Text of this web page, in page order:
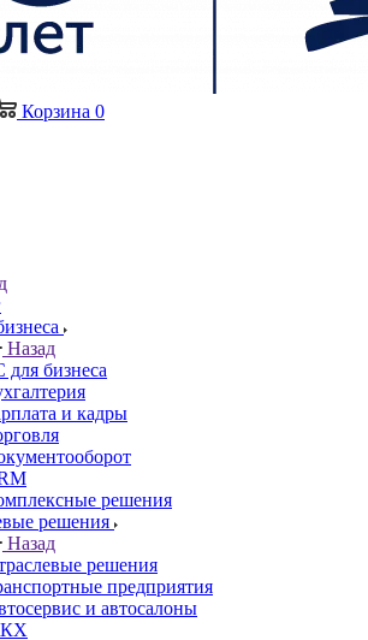
Корзина 0
Назад
для бизнеса
и кадры
решения
решения
Назад
решения
предприятия
и автосалоны